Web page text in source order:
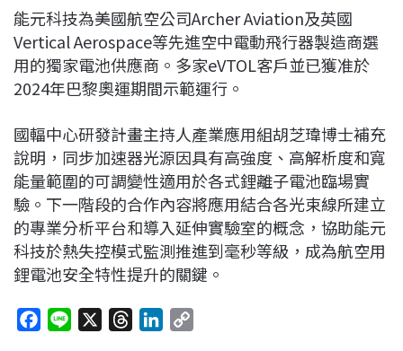
能元科技為美國航空公司Archer Aviation及英國
Vertical Aerospace等先進空中電動飛行器製造商選
用的獨家電池供應商。多家eVTOL客戶並已獲准於
2024年巴黎奧運期間示範運行。
國輻中心研發計畫主持人產業應用組胡芝瑋博士補充
說明，同步加速器光源因具有高強度、高解析度和寬
能量範圍的可調變性適用於各式鋰離子電池臨場實
驗。下一階段的合作內容將應用結合各光束線所建立
的專業分析平台和導入延伸實驗室的概念，協助能元
科技於熱失控模式監測推進到毫秒等級，成為航空用
鋰電池安全特性提升的關鍵。